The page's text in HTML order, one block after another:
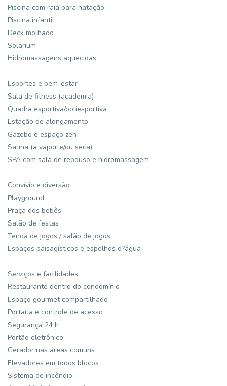
Piscina com raia para natação
Piscina infantil
Deck molhado
Solarium
Hidromassagens aquecidas
Esportes e bem-estar
Sala de fitness (academia)
Quadra esportiva/poliesportiva
Estação de alongamento
Gazebo e espaço zen
Sauna (a vapor e/ou seca)
SPA com sala de repouso e hidromassagem
Convívio e diversão
Playground
Praça dos bebês
Salão de festas
Tenda de jogos / salão de jogos
Espaços paisagísticos e espelhos d?água
Serviços e facilidades
Restaurante dentro do condomínio
Espaço gourmet compartilhado
Portaria e controle de acesso
Segurança 24 h
Portão eletrônico
Gerador nas áreas comuns
Elevadores em todos blocos
Sistema de incêndio